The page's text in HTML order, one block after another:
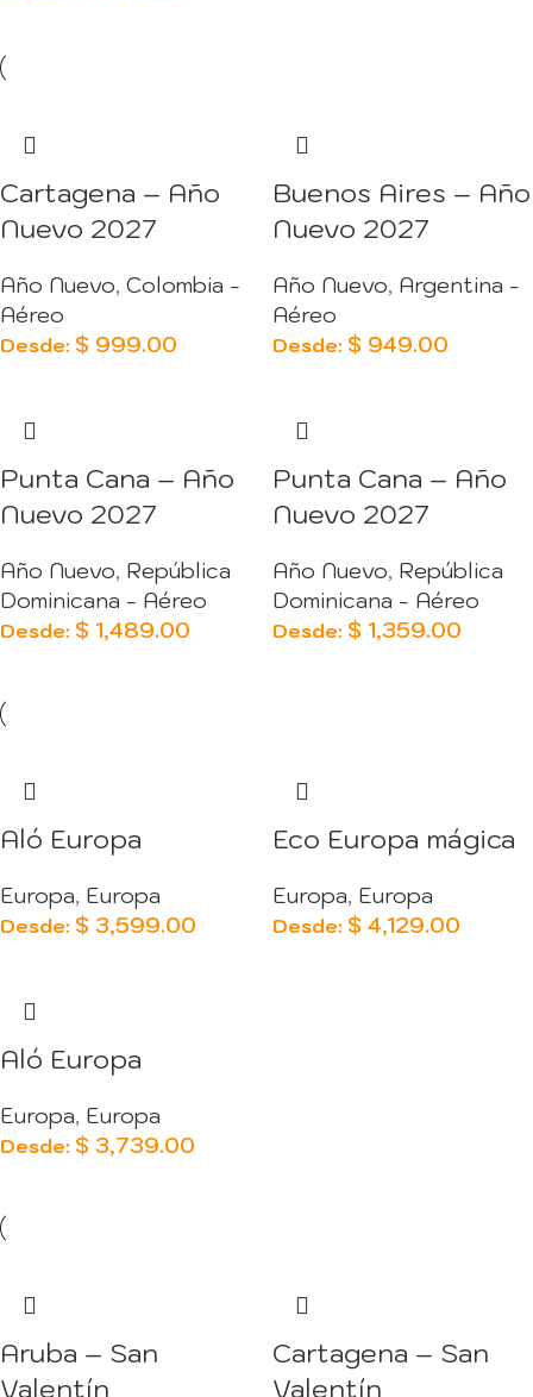
Cartagena – Año
Nuevo 2027
Año Nuevo, Colombia -
Aéreo
Desde: $ 999.00
Buenos Aires – Año
Nuevo 2027
Año Nuevo, Argentina -
Aéreo
Desde: $ 949.00
Punta Cana – Año
Nuevo 2027
Año Nuevo, República
Dominicana - Aéreo
Desde: $ 1,489.00
Punta Cana – Año
Nuevo 2027
Año Nuevo, República
Dominicana - Aéreo
Desde: $ 1,359.00
Aló Europa
Europa, Europa
Desde: $ 3,599.00
Eco Europa mágica
Europa, Europa
Desde: $ 4,129.00
Aló Europa
Europa, Europa
Desde: $ 3,739.00
Aruba – San
Valentín
Cartagena – San
Valentín